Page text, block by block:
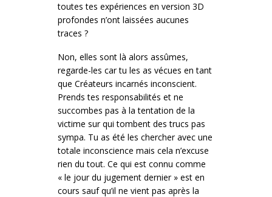
toutes tes expériences en version 3D
profondes n’ont laissées aucunes
traces ?
Non, elles sont là alors assûmes,
regarde-les car tu les as vécues en tant
que Créateurs incarnés inconscient.
Prends tes responsabilités et ne
succombes pas à la tentation de la
victime sur qui tombent des trucs pas
sympa. Tu as été les chercher avec une
totale inconscience mais cela n’excuse
rien du tout. Ce qui est connu comme
« le jour du jugement dernier » est en
cours sauf qu’il ne vient pas après la